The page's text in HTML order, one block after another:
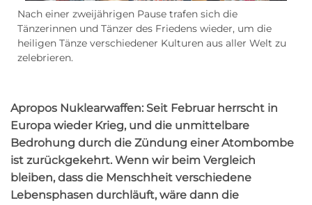
Nach einer zweijährigen Pause trafen sich die
Tänzerinnen und Tänzer des Friedens wieder, um die
heiligen Tänze verschiedener Kulturen aus aller Welt zu
zelebrieren.
Apropos Nuklearwaffen: Seit Februar herrscht in
Europa wieder Krieg, und die unmittelbare
Bedrohung durch die Zündung einer Atombombe
ist zurückgekehrt. Wenn wir beim Vergleich
bleiben, dass die Menschheit verschiedene
Lebensphasen durchläuft, wäre dann die